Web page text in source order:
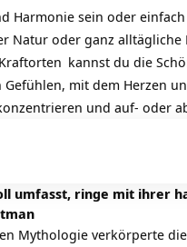
Harmonie sein oder
Natur oder ganz alltägliche
Kraftorten kannst du die
mit dem Herzen
und auf- oder
umfasst, ringe mit ihrer
Mythologie verkörperte